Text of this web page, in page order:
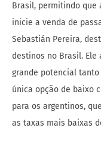
Brasil, permitindo que
inicie a venda de
Sebastián Pereira,
destinos no Brasil.
grande potencial
única opção de baixo
para os argentinos,
as taxas mais baixas